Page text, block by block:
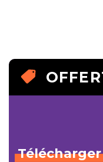
Télécharger